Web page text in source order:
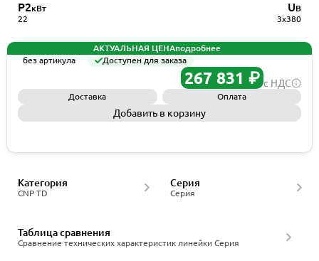
P2кВт
22
UВ
3x380
АКТУАЛЬНАЯ ЦЕНАподробнее
без артикула
Доступен для заказа
267 831 ₽ с НДС
Доставка Оплата
Добавить в корзину
CNP TD
Категория
Серия
Серия
Сравнение технических характеристик линейки Серия
Таблица сравнения